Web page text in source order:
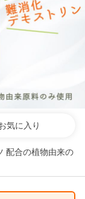
気に入り
配合の植物由来の